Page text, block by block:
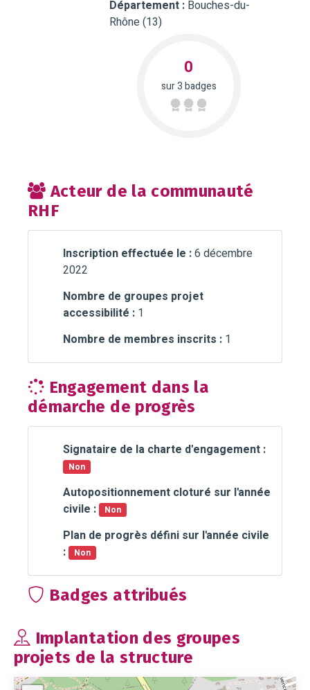
Département : Bouches-du-
Rhône (13)
0
sur 3 badges
Acteur de la communauté
RHF
Inscription effectuée le :6 décembre
2022
Nombre de groupes projet
accessibilité : 1
Nombre de membres inscrits : 1
Engagement dans la
démarche de progrès
Signataire de la charte d'engagement :
Non
Autopositionnement cloturé sur l'année
civile :
Non
Plan de progrès défini sur l'année civile
:
Non
Badges attribués
Implantation des groupes
projets de la structure